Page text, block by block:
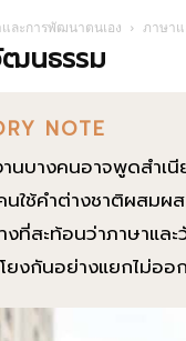
ละการพัฒนาตนเอง ภาษา
ฒนธรรม
NOTE
นบางคนอาจพูดสำเ
ใช้คำต่างชาติผสมผ
ที่สะท้อนว่าภาษาแล
ยงกันอย่างแยกไม่ออ